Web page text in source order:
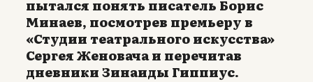
пытался понять писатель Борис
Минаев, посмотрев премьеру в
«Студии театрального искусства»
Сергея Женовача и перечитав
дневники Зинаиды Гиппиус.